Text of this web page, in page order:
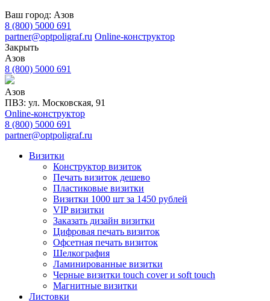
Ваш город: Азов
8 (800) 5000 691
partner@optpoligraf.ru Online-конструктор
Закрыть
Азов
8 (800) 5000 691
Азов
ПВЗ: ул. Московская, 91
Online-конструктор
8 (800) 5000 691
partner@optpoligraf.ru
Визитки
Конструктор визиток
Печать визиток дешево
Пластиковые визитки
Визитки 1000 шт за 1450 рублей
VIP визитки
Заказать дизайн визитки
Цифровая печать визиток
Офсетная печать визиток
Шелкография
Ламинированные визитки
Черные визитки touch cover и soft touch
Магнитные визитки
Листовки